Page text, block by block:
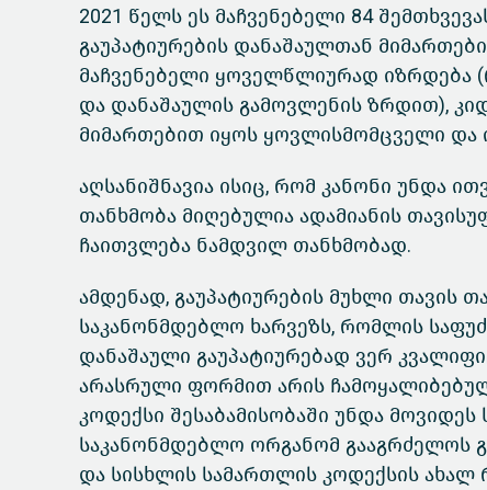
2021 წელს ეს მაჩვენებელი 84
გაუპატიურების დანაშაულთან
მაჩვენებელი ყოველწლიურად იზრდება
და დანაშაულის გამოვლენის ზრდით),
მიმართებით იყოს ყოვლისმომცველი და
აღსანიშნავია ისიც, რომ კანონი უნდა
თანხმობა მიღებულია ადამიანის
ჩაითვლება ნამდვილ თანხმობად.
ამდენად, გაუპატიურების მუხლი თავის
საკანონმდებლო ხარვეზს, რომლის
დანაშაული გაუპატიურებად ვერ
არასრული ფორმით არის
კოდექსი შესაბამისობაში უნდა
საკანონმდებლო ორგანომ გააგრძელოს
და სისხლის სამართლის კოდექსის ახალ